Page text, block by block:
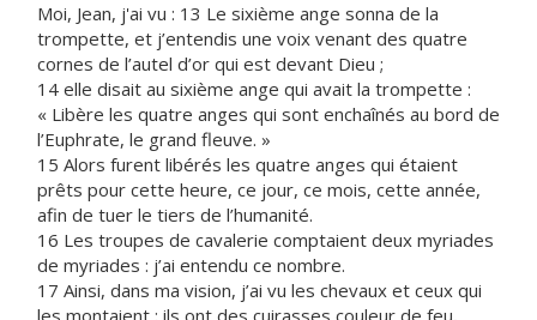
Moi, Jean, j'ai vu : 13 Le sixième ange sonna de la
trompette, et j’entendis une voix venant des quatre
cornes de l’autel d’or qui est devant Dieu ;
14 elle disait au sixième ange qui avait la trompette :
« Libère les quatre anges qui sont enchaînés au bord de
l’Euphrate, le grand fleuve. »
15 Alors furent libérés les quatre anges qui étaient
prêts pour cette heure, ce jour, ce mois, cette année,
afin de tuer le tiers de l’humanité.
16 Les troupes de cavalerie comptaient deux myriades
de myriades : j’ai entendu ce nombre.
17 Ainsi, dans ma vision, j’ai vu les chevaux et ceux qui
les montaient : ils ont des cuirasses couleur de feu,